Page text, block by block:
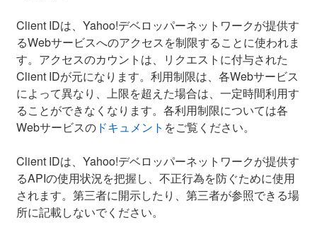
Client IDは、Yahoo!デベロッパーネットワークが提供す
るWebサービスへのアクセスを制限することに使われま
す。アクセスのカウントは、リクエストに付与された
Client IDが元になります。利用制限は、各Webサービス
によって異なり、上限を超えた場合は、一定時間利用す
ることができなくなります。各利用制限については各
Webサービスの ドキュメント をご覧ください。
Client IDは、Yahoo!デベロッパーネットワークが提供す
るAPIの使用状況を把握し、不正行為を防ぐために使用
されます。第三者に開示したり、第三者が参照できる場
所に記載しないでください。